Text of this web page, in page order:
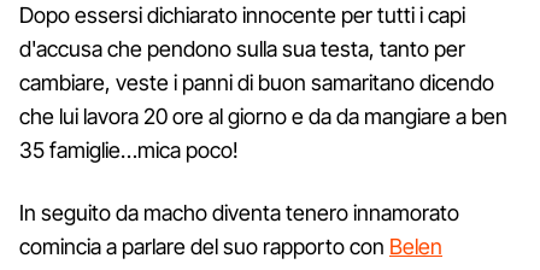
Dopo essersi dichiarato innocente per tutti i capi
d'accusa che pendono sulla sua testa, tanto per
cambiare, veste i panni di buon samaritano dicendo
che lui lavora 20 ore al giorno e da da mangiare a ben
35 famiglie…mica poco!
In seguito da macho diventa tenero innamorato
comincia a parlare del suo rapporto con Belen